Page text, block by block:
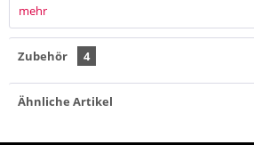
mehr
Zubehör 4
Ähnliche Artikel